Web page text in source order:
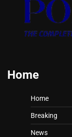
Home
Home
Breaking
News